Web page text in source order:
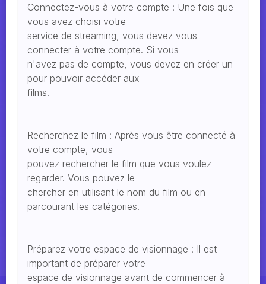
Connectez-vous à votre compte : Une fois que
vous avez choisi votre
service de streaming, vous devez vous
connecter à votre compte. Si vous
n'avez pas de compte, vous devez en créer un
pour pouvoir accéder aux
films.
Recherchez le film : Après vous être connecté à
votre compte, vous
pouvez rechercher le film que vous voulez
regarder. Vous pouvez le
chercher en utilisant le nom du film ou en
parcourant les catégories.
Préparez votre espace de visionnage : Il est
important de préparer votre
espace de visionnage avant de commencer à